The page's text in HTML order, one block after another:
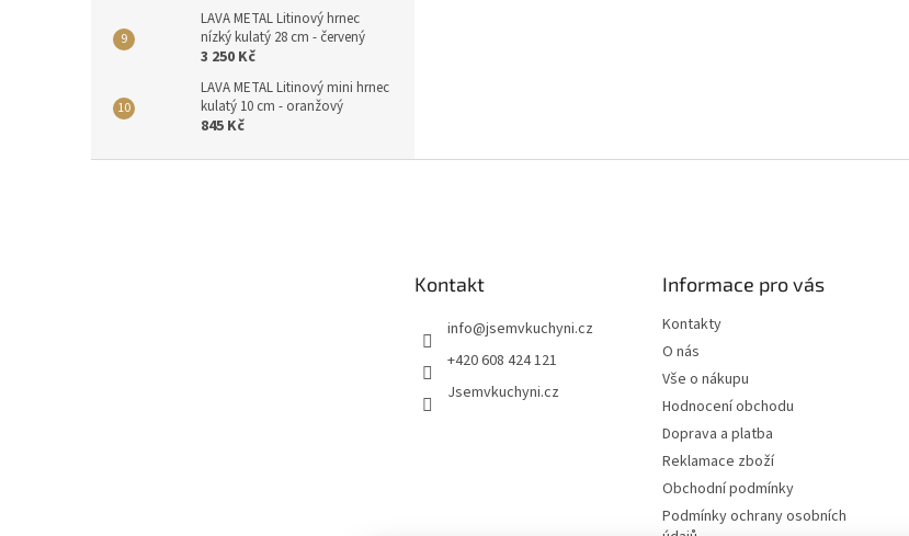
LAVA METAL Litinový hrnec
nízký kulatý 28 cm - červený
3 250 Kč
LAVA METAL Litinový mini hrnec
kulatý 10 cm - oranžový
845 Kč
Kontakt
info@jsemvkuchyni.cz
+420 608 424 121
Jsemvkuchyni.cz
Informace pro vás
Kontakty
O nás
Vše o nákupu
Hodnocení obchodu
Doprava a platba
Reklamace zboží
Obchodní podmínky
Podmínky ochrany osobních